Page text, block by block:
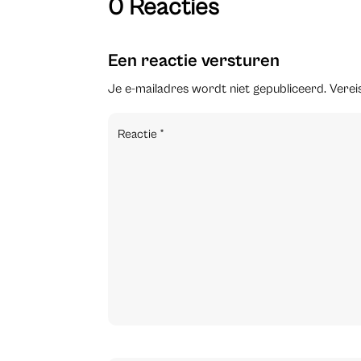
0 Reacties
Een reactie versturen
Je e-mailadres wordt niet gepubliceerd.